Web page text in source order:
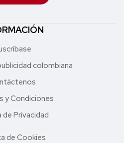
colombiana
y Condiciones
de Privacidad
de Cookies